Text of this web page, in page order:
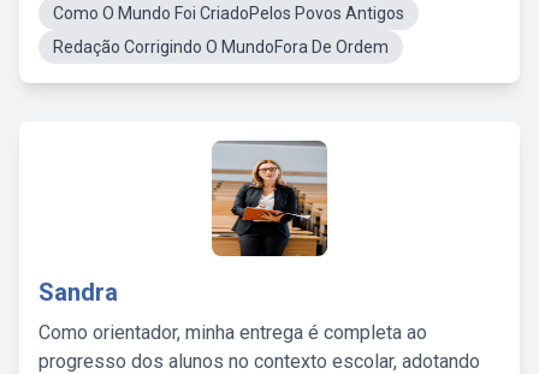
Como O Mundo Foi CriadoPelos Povos Antigos
Redação Corrigindo O MundoFora De Ordem
Sandra
Como orientador, minha entrega é completa ao
progresso dos alunos no contexto escolar, adotando